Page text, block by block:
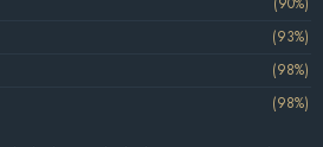
(93%)
(98%)
(98%)